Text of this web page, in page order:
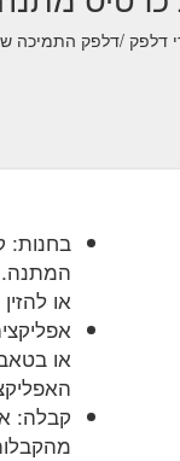
בחנות:
המתנה.
או
או
קבלה: